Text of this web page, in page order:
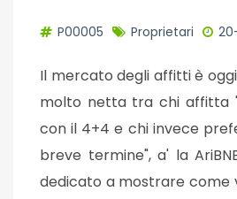
P00005 Proprietari
Il mercato degli affitti è
molto netta tra chi affitta
con il 4+4 e chi invece
breve termine", a' la
dedicato a mostrare come